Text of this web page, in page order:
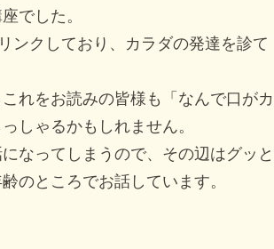
でした。
ンクしており、カラダの発達を診て
れをお読みの皆様も「なんで口がカ
しゃるかもしれません。
なってしまうので、その辺はグッと
のところでお話しています。